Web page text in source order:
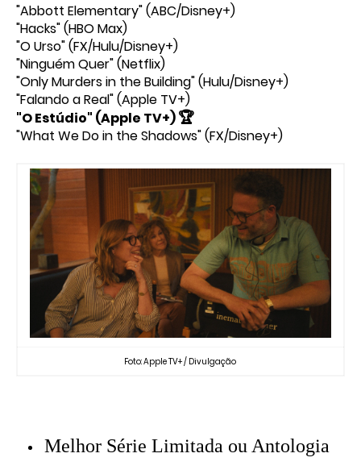
"Abbott Elementary" (ABC/Disney+)
"Hacks" (HBO Max)
"O Urso" (FX/Hulu/Disney+)
"Ninguém Quer" (Netflix)
"Only Murders in the Building" (Hulu/Disney+)
"Falando a Real" (Apple TV+)
"O Estúdio" (Apple TV+)🏆
"What We Do in the Shadows" (FX/Disney+)
Foto: Apple TV+ / Divulgação
Melhor Série Limitada ou Antologia